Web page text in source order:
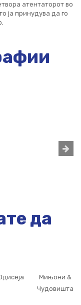
атентаторот во
ја принудува да го
да
Мињони &
Чудовишта